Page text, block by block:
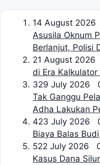
14 August
Asusila Oknum
Berlanjut, Polisi
21 August
di Era Kalkulator
329 July 2026
Tak Ganggu
Adha Lakukan
423 July 2026
Biaya Balas
522 July 2026
Kasus Dana